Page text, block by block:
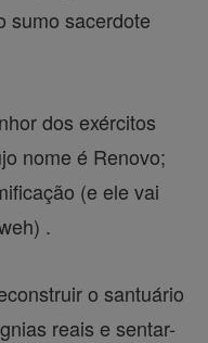
sumo sacerdote
dos exércitos
nome é Renovo;
(e ele vai
.
o santuário
reais e sentar-